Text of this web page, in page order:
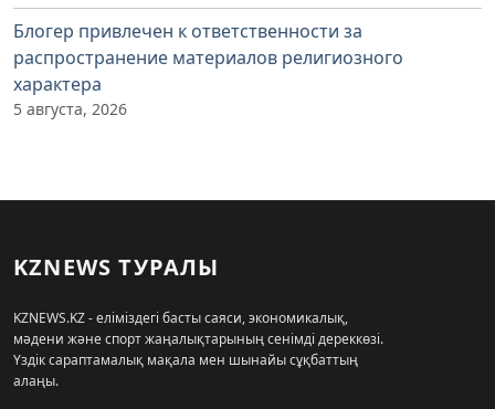
Блогер привлечен к ответственности за
распространение материалов религиозного
характера
5 августа, 2026
KZNEWS ТУРАЛЫ
KZNEWS.KZ - еліміздегі басты саяси, экономикалық,
мәдени және спорт жаңалықтарының сенімді дереккөзі.
Үздік сараптамалық мақала мен шынайы сұқбаттың
алаңы.